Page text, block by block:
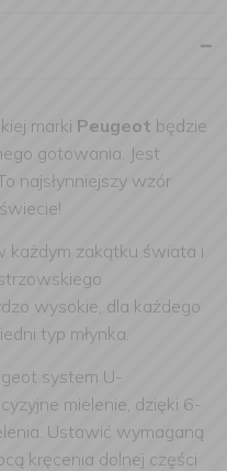
marki Peugeot będzie
gotowania. Jest
najsłynniejszy wzór
każdym zakątku świata i
wysokie, dla każdego
typ młynka.
system U-
mielenie, dzięki 6-
Ustawić wymaganą
kręcenia dolnej części